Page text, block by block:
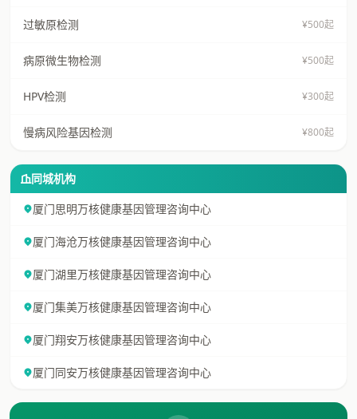
过敏原检测 ¥500起
病原微生物检测 ¥500起
HPV检测 ¥300起
慢病风险基因检测 ¥800起
同城机构
厦门思明万核健康基因管理咨询中心
厦门海沧万核健康基因管理咨询中心
厦门湖里万核健康基因管理咨询中心
厦门集美万核健康基因管理咨询中心
厦门翔安万核健康基因管理咨询中心
厦门同安万核健康基因管理咨询中心